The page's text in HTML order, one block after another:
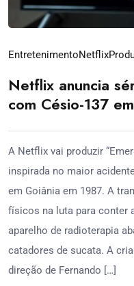
EntretenimentoNetflix
Netflix anuncia
com Césio-137
A Netflix vai produzir
inspirada no maior
em Goiânia em 1987. A
físicos na luta para conter
aparelho de radioterapia
catadores de sucata. A
direção de Fernando […]